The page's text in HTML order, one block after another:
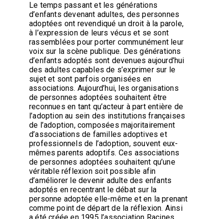
Le temps passant et les générations
d’enfants devenant adultes, des personnes
adoptées ont revendiqué un droit à la parole,
à l’expression de leurs vécus et se sont
rassemblées pour porter communément leur
voix sur la scène publique. Des générations
d’enfants adoptés sont devenues aujourd’hui
des adultes capables de s’exprimer sur le
sujet et sont parfois organisées en
associations. Aujourd’hui, les organisations
de personnes adoptées souhaitent être
reconnues en tant qu’acteur à part entière de
l’adoption au sein des institutions françaises
de l’adoption, composées majoritairement
d’associations de familles adoptives et
professionnels de l’adoption, souvent eux-
mêmes parents adoptifs. Ces associations
de personnes adoptées souhaitent qu’une
véritable réflexion soit possible afin
d’améliorer le devenir adulte des enfants
adoptés en recentrant le débat sur la
personne adoptée elle-même et en la prenant
comme point de départ de la réflexion. Ainsi